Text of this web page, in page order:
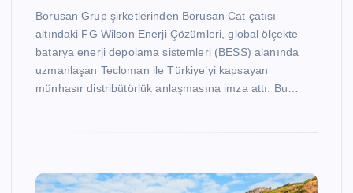
Borusan Grup şirketlerinden Borusan Cat çatısı
altındaki FG Wilson Enerji Çözümleri, global ölçekte
batarya enerji depolama sistemleri (BESS) alanında
uzmanlaşan Tecloman ile Türkiye’yi kapsayan
münhasır distribütörlük anlaşmasına imza attı. Bu…